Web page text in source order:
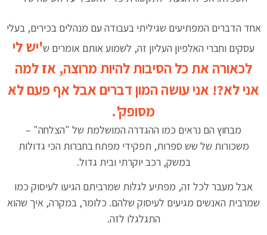
אחד הדברים המפתיעים שגיליתי בעבודה עם מנהלים בכירים, בעלי
עסקים וחברי האלפיון העליון זה, לשמוע אותם אומרים ש'יש לי
לכאורה את כל הסיבות להיות מרוצה, אז למה
אני לא?! אני עושה המון דברים אבל אף פעם לא
מסופק'.
מבחוץ הם נראים כמו ההגדרה המושלמת של "הצלחה" –
משכורות של שש ספרות, תפקידי מפתח בחברות הכי גדולות
במשק, רכב יוקרתי ובית גדול.
אבל מעבר לכל זה, מפתיע לגלות שמרביתם הגיעו לעיסוק כמו
שמרבית האנשים מגיעים לעיסוק שלהם. כלומר, במקרה, איך שהוא
התגלגלו לזה.